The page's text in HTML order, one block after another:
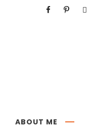
ABOUT ME